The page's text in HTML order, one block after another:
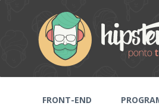
FRONT-END